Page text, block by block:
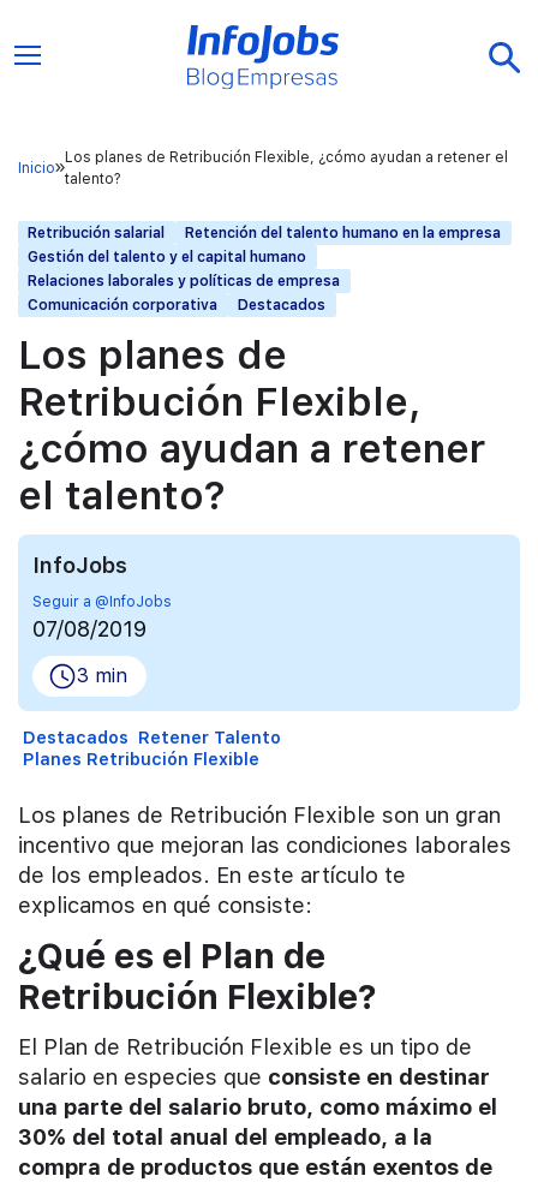
Inicio
Los planes de Retribución Flexible, ¿cómo ayudan a retener el
talento?
Retribución salarial
Retención del talento humano en la empresa
Gestión del talento y el capital humano
Relaciones laborales y políticas de empresa
Comunicación corporativa
Destacados
Los planes de
Retribución Flexible,
¿cómo ayudan a retener
el talento?
InfoJobs
Seguir a @InfoJobs
07/08/2019
3 min
Destacados Retener Talento
Planes Retribución Flexible
Los planes de Retribución Flexible son un gran
incentivo que mejoran las condiciones laborales
de los empleados. En este artículo te
explicamos en qué consiste:
¿Qué es el Plan de
Retribución Flexible?
El Plan de Retribución Flexible es un tipo de
salario en especies que consiste en destinar
una parte del salario bruto, como máximo el
30% del total anual del empleado, a la
compra de productos que están exentos de